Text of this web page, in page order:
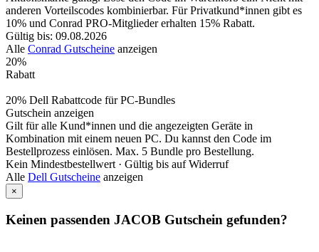
anderen Vorteilscodes kombinierbar. Für Privatkund*innen gibt es
10% und Conrad PRO-Mitglieder erhalten 15% Rabatt.
Gültig bis: 09.08.2026
Alle Conrad Gutscheine anzeigen
20%
Rabatt
20% Dell Rabattcode für PC-Bundles
Gutschein anzeigen
Gilt für alle Kund*innen und die angezeigten Geräte in
Kombination mit einem neuen PC. Du kannst den Code im
Bestellprozess einlösen. Max. 5 Bundle pro Bestellung.
Kein Mindestbestellwert · Gültig bis auf Widerruf
Alle Dell Gutscheine anzeigen
×
Keinen passenden JACOB Gutschein gefunden?